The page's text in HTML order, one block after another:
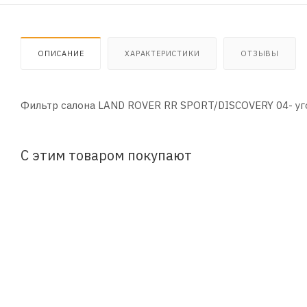
ОПИСАНИЕ ХАРАКТЕРИСТИКИ ОТЗЫВЫ
Фильтр салона LAND ROVER RR SPORT/DISCOVERY 04-
С этим товаром покупают